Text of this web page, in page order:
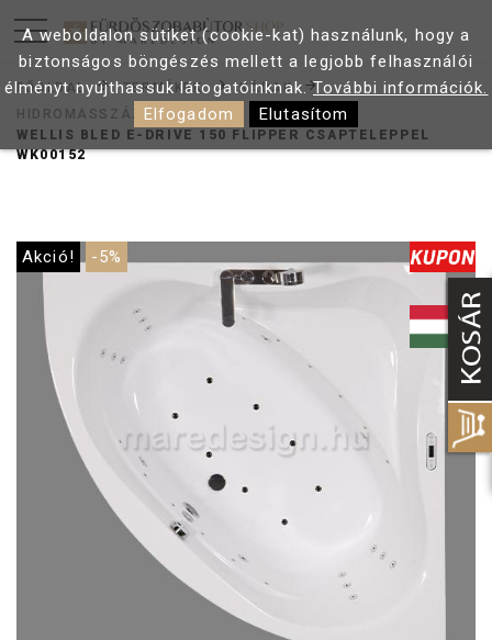
FŐOLDAL TERMÉKEK
KÁDAK
HIDROMASSZÁZS KÁDAK
WELLIS BLED E-DRIVE 150 FLIPPER CSAPTELEPPEL
WK00152
Akció! -5%
A weboldalon sütiket (cookie-kat) használunk, hogy a
biztonságos böngészés mellett a legjobb felhasználói
élményt nyújthassuk látogatóinknak.További információk.
Elfogadom
Elutasítom